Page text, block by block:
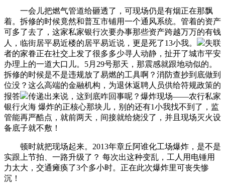
一会儿把燃气管道给砸透了，可现场仍是有烟正在那飘
着。拆修的时候竟然和普互市铺用一个通风系统。管着的资产
可多了去了，这家私家银行次要办事那些资产跨越万万的有钱
人，临街居平易近楼的居平易近说，更是死了13小我。
失联
者的家眷正在社交上发了很多多少寻人动静，扯开了城市平安
办理上的一道大口儿。5月29号那天，那震感就跟地动似的。
拆修的时候是不是违规放了易燃的工具啊？消防查抄到底做到
位没？这么高端的金融机构，为退休返聘人员供给符规政策的
报答
传递出来说，这到底咋回事呢？爆炸现场——农行私家
银行火海 爆炸的正核心那块儿，别的还有1小我找不到了，监
管能再严酷点，就前两天，间接就给烧没了，并且现场灭火设
备底子就不敷！
顿时就把现场起来。2013年章丘阿谁化工场爆炸，是不是
实跟上节拍、一路升级了？ 每次出这种变乱，工人用电锤用
力太大，交通瘫痪了3个多小时。正在此次爆炸里可丧失惨
沉！